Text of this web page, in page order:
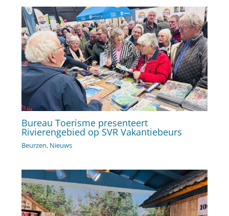
Bureau Toerisme presenteert
Rivierengebied op SVR Vakantiebeurs
Beurzen, Nieuws